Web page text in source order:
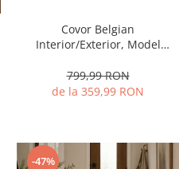
Covor Belgian
Interior/Exterior, Model
Crem
799,99 RON
de la 359,99 RON
-47%